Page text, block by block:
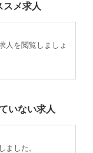
スメ求人
人を閲覧しましょ
いない求人
ました。